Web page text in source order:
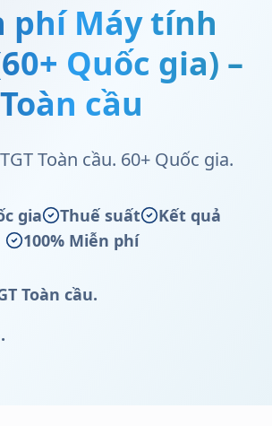
phí Máy tính
Quốc gia) –
Toàn cầu
Toàn cầu. 60+ Quốc gia.
gia Thuế suất
Kết quả
100% Miễn phí
Toàn cầu.